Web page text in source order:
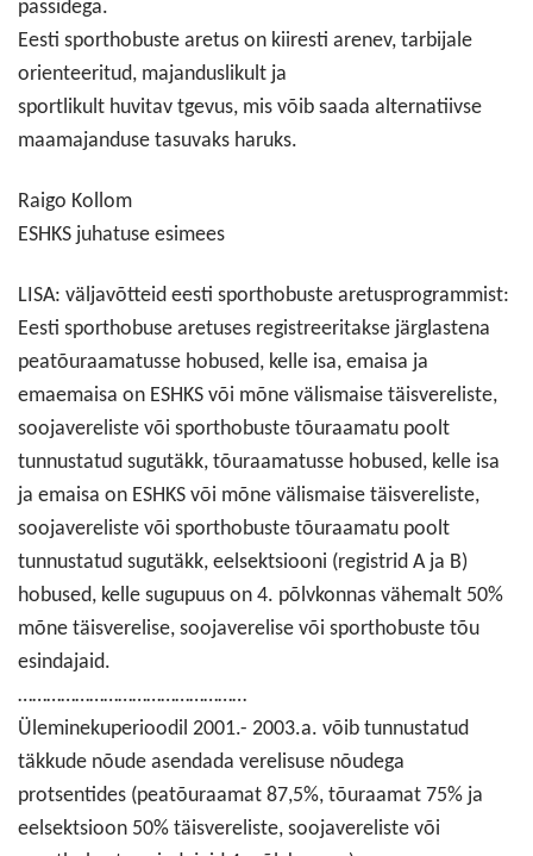
passidega.
Eesti sporthobuste aretus on kiiresti arenev, tarbijale
orienteeritud, majanduslikult ja
sportlikult huvitav tgevus, mis võib saada alternatiivse
maamajanduse tasuvaks haruks.
Raigo Kollom
ESHKS juhatuse esimees
LISA: väljavõtteid eesti sporthobuste aretusprogrammist:
Eesti sporthobuse aretuses registreeritakse järglastena
peatõuraamatusse hobused, kelle isa, emaisa ja
emaemaisa on ESHKS või mõne välismaise täisvereliste,
soojavereliste või sporthobuste tõuraamatu poolt
tunnustatud sugutäkk, tõuraamatusse hobused, kelle isa
ja emaisa on ESHKS või mõne välismaise täisvereliste,
soojavereliste või sporthobuste tõuraamatu poolt
tunnustatud sugutäkk, eelsektsiooni (registrid A ja B)
hobused, kelle sugupuus on 4. põlvkonnas vähemalt 50%
mõne täisverelise, soojaverelise või sporthobuste tõu
esindajaid.
…………………………………………
Üleminekuperioodil 2001.- 2003.a. võib tunnustatud
täkkude nõude asendada verelisuse nõudega
protsentides (peatõuraamat 87,5%, tõuraamat 75% ja
eelsektsioon 50% täisvereliste, soojavereliste või